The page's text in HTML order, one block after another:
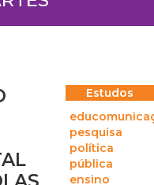
Estudos
pesquisa
política
pública
ensino